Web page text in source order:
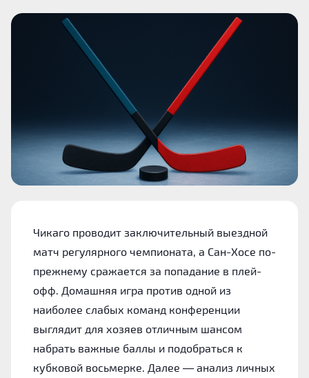
Чикаго проводит заключительный выездной
матч регулярного чемпионата, а Сан-Хосе по-
прежнему сражается за попадание в плей-
офф. Домашняя игра против одной из
наиболее слабых команд конференции
выглядит для хозяев отличным шансом
набрать важные баллы и подобраться к
кубковой восьмерке. Далее — анализ личных